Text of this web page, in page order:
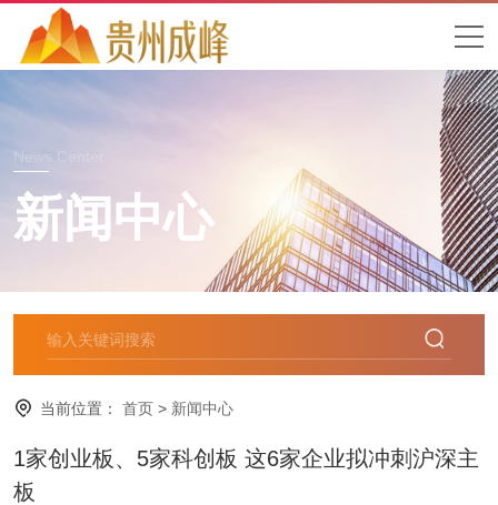
News Center
新闻中心
当前位置： 首页 > 新闻中心
1家创业板、5家科创板 这6家企业拟冲刺沪深主
板